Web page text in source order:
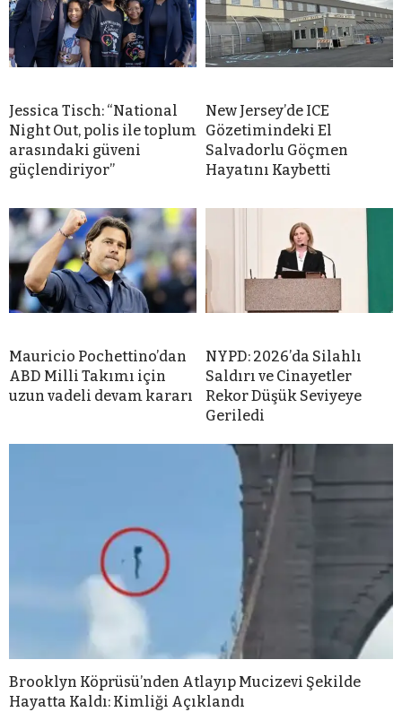
Jessica Tisch: “National
Night Out, polis ile toplum
arasındaki güveni
güçlendiriyor”
New Jersey’de ICE
Gözetimindeki El
Salvadorlu Göçmen
Hayatını Kaybetti
Mauricio Pochettino’dan
ABD Milli Takımı için
uzun vadeli devam kararı
NYPD: 2026’da Silahlı
Saldırı ve Cinayetler
Rekor Düşük Seviyeye
Geriledi
Brooklyn Köprüsü’nden Atlayıp Mucizevi Şekilde
Hayatta Kaldı: Kimliği Açıklandı